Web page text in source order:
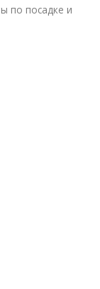
по посадке и